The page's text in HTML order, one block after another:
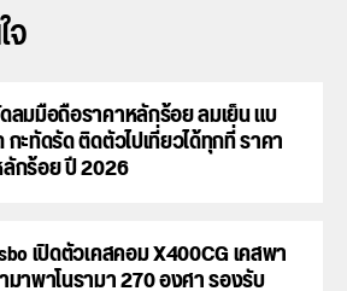
ลมมือถือราคาหลักร้อย ลมเย็น แบ
ะทัดรัด ติดตัวไปเที่ยวได้ทุกที่ ราคา
กร้อย ปี 2026
เปิดตัวเคสคอม X400CG เคสพา
มาพาโนรามา 270 องศา รองรับ